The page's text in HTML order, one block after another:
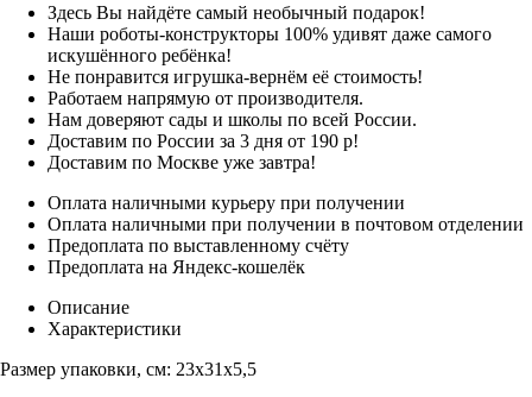
Здесь Вы найдёте самый необычный подарок!
Наши роботы-конструкторы 100% удивят даже самого
искушённого ребёнка!
Не понравится игрушка-вернём её стоимость!
Работаем напрямую от производителя.
Нам доверяют сады и школы по всей России.
Доставим по России за 3 дня от 190 р!
Доставим по Москве уже завтра!
Оплата наличными курьеру при получении
Оплата наличными при получении в почтовом отделении
Предоплата по выставленному счёту
Предоплата на Яндекс-кошелёк
Описание
Характеристики
Размер упаковки, см: 23х31х5,5